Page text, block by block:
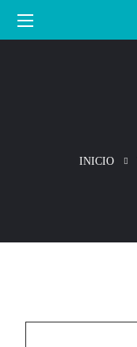
INICIO